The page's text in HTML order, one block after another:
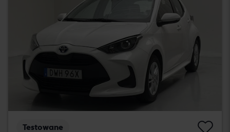
Testowane